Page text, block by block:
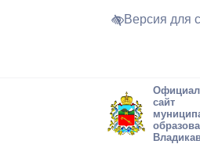
Версия для
сайт